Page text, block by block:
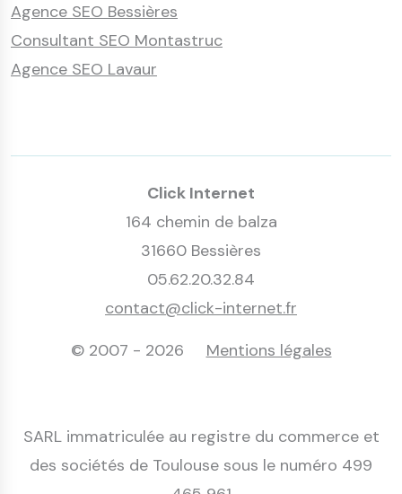
Agence SEO Bessières
Consultant SEO Montastruc
Agence SEO Lavaur
Click Internet
164 chemin de balza
31660 Bessières
05.62.20.32.84
contact@click-internet.fr
© 2007 - 2026
Mentions légales
SARL immatriculée au registre du commerce et
des sociétés de Toulouse sous le numéro 499